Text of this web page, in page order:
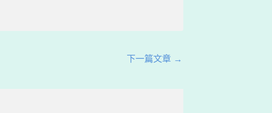
下一篇文章 →